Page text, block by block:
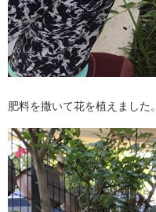
肥料を撒いて花を植えました。